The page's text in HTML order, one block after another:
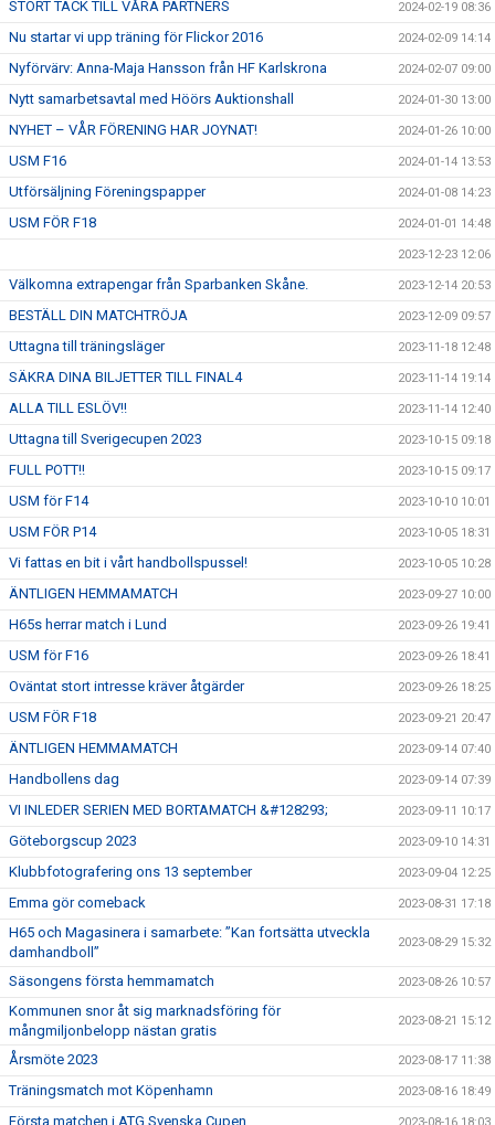
STORT TACK TILL VÅRA PARTNERS 2024-02-19 08:36
Nu startar vi upp träning för Flickor 2016 2024-02-09 14:14
Nyförvärv: Anna-Maja Hansson från HF Karlskrona 2024-02-07 09:00
Nytt samarbetsavtal med Höörs Auktionshall 2024-01-30 13:00
NYHET – VÅR FÖRENING HAR JOYNAT! 2024-01-26 10:00
USM F16 2024-01-14 13:53
Utförsäljning Föreningspapper 2024-01-08 14:23
USM FÖR F18 2024-01-01 14:48
2023-12-23 12:06
Välkomna extrapengar från Sparbanken Skåne. 2023-12-14 20:53
BESTÄLL DIN MATCHTRÖJA 2023-12-09 09:57
Uttagna till träningsläger 2023-11-18 12:48
SÄKRA DINA BILJETTER TILL FINAL4 2023-11-14 19:14
ALLA TILL ESLÖV!! 2023-11-14 12:40
Uttagna till Sverigecupen 2023 2023-10-15 09:18
FULL POTT!! 2023-10-15 09:17
USM för F14 2023-10-10 10:01
USM FÖR P14 2023-10-05 18:31
Vi fattas en bit i vårt handbollspussel! 2023-10-05 10:28
ÄNTLIGEN HEMMAMATCH 2023-09-27 10:00
H65s herrar match i Lund 2023-09-26 19:41
USM för F16 2023-09-26 18:41
Oväntat stort intresse kräver åtgärder 2023-09-26 18:25
USM FÖR F18 2023-09-21 20:47
ÄNTLIGEN HEMMAMATCH 2023-09-14 07:40
Handbollens dag 2023-09-14 07:39
VI INLEDER SERIEN MED BORTAMATCH &#128293; 2023-09-11 10:17
Göteborgscup 2023 2023-09-10 14:31
Klubbfotografering ons 13 september 2023-09-04 12:25
Emma gör comeback 2023-08-31 17:18
H65 och Magasinera i samarbete: ”Kan fortsätta utveckla
damhandboll”
2023-08-29 15:32
Säsongens första hemmamatch 2023-08-26 10:57
Kommunen snor åt sig marknadsföring för
mångmiljonbelopp nästan gratis
2023-08-21 15:12
Årsmöte 2023 2023-08-17 11:38
Träningsmatch mot Köpenhamn 2023-08-16 18:49
Första matchen i ATG Svenska Cupen 2023-08-16 18:03